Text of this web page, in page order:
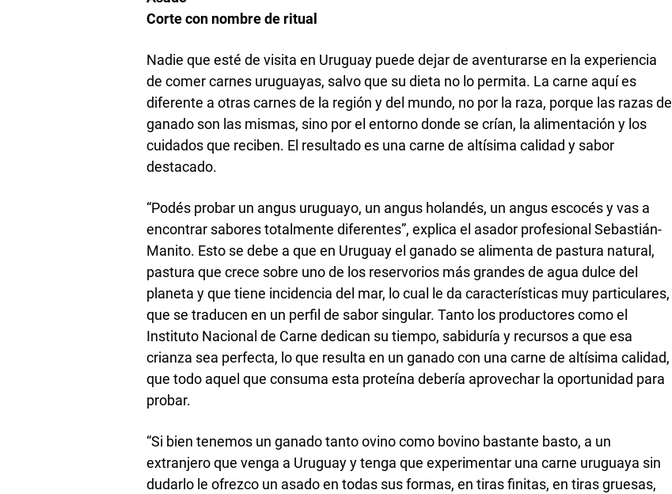
Corte con nombre de ritual
Nadie que esté de visita en Uruguay puede dejar de aventurarse en la experiencia
de comer carnes uruguayas, salvo que su dieta no lo permita. La carne aquí es
diferente a otras carnes de la región y del mundo, no por la raza, porque las razas de
ganado son las mismas, sino por el entorno donde se crían, la alimentación y los
cuidados que reciben. El resultado es una carne de altísima calidad y sabor
destacado.
“Podés probar un angus uruguayo, un angus holandés, un angus escocés y vas a
encontrar sabores totalmente diferentes”, explica el asador profesional Sebastián­
Manito. Esto se debe a que en Uruguay el ganado se alimenta de pastura natural,
pastura que crece sobre uno de los reservorios más grandes de agua dulce del
planeta y que tiene incidencia del mar, lo cual le da características muy particulares,
que se traducen en un perfil de sabor singular. Tanto los productores como el
Instituto Nacional de Carne dedican su tiempo, sabiduría y recursos a que esa
crianza sea perfecta, lo que resulta en un ganado con una carne de altísima calidad,
que todo aquel que consuma esta proteína debería aprovechar la oportunidad para
probar.
“Si bien tenemos un ganado tanto ovino como bovino bastante basto, a un
extranjero que venga a Uruguay­ y tenga que experimentar una carne uruguaya sin
dudarlo le ofrezco un asado en todas sus formas, en tiras finitas, en tiras gruesas,